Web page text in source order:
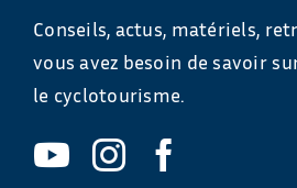
Conseils, actus, matériels,
vous avez besoin de savoir
le cyclotourisme.